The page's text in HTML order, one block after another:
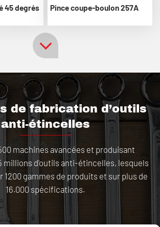
45 degrés
Pince coupe-boulon 257A
de fabrication d’outils
anti-étincelles
machines avancées et produisant
millions d'outils anti-étincelles, lesquels
1200 gammes de produits et sur plus de
16.000 spécifications.